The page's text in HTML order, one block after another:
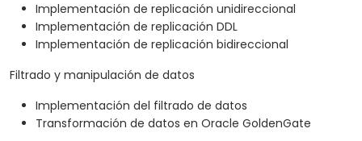
Implementación de replicación unidireccional
Implementación de replicación DDL
Implementación de replicación bidireccional
Filtrado y manipulación de datos
Implementación del filtrado de datos
Transformación de datos en Oracle GoldenGate